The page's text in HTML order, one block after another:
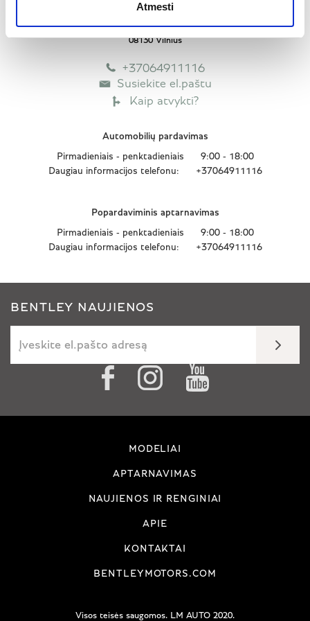
Atmesti
BENTLEY VILNIUS
Konstitucijos pr. 21B
08130 Vilnius
+37064911116
Susiekite el.paštu
Kaip atvykti?
Automobilių pardavimas
Pirmadieniais - penktadieniais
9:00 - 18:00
Daugiau informacijos telefonu:
+37064911116
Popardaviminis aptarnavimas
Pirmadieniais - penktadieniais
9:00 - 18:00
Daugiau informacijos telefonu:
+37064911116
BENTLEY NAUJIENOS
MODELIAI
APTARNAVIMAS
NAUJIENOS IR RENGINIAI
APIE
KONTAKTAI
BENTLEYMOTORS.COM
Visos teisės saugomos. LM AUTO 2020.